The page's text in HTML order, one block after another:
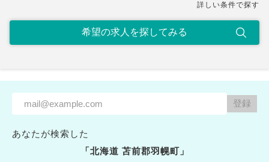
詳しい条件で探す
あなたが検索した
「北海道 苫前郡羽幌町」